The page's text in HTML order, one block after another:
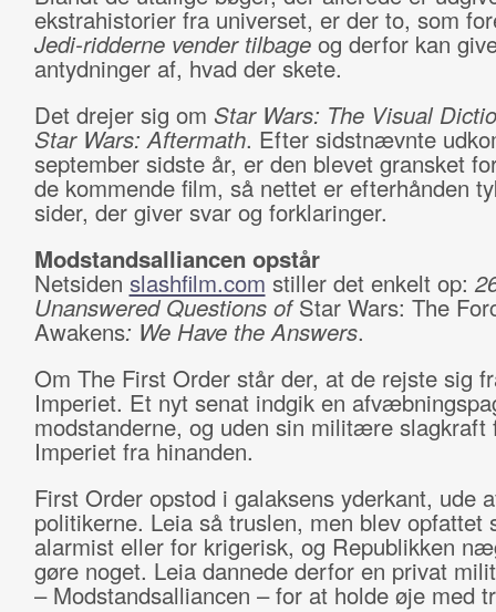
ekstrahistorier fra universet, er der to, som
Jedi-ridderne vender tilbageog derfor kan
antydninger af, hvad der skete.
Det drejer sig om Star Wars: The Visual
Star Wars: Aftermath. Efter sidstnævnte
september sidste år, er den blevet gransket
de kommende film, så nettet er efterhånden
sider, der giver svar og forklaringer.
Modstandsalliancen opstår
Netsiden slashfilm.comstiller det enkelt op:
Unanswered Questions ofStar Wars: The
Awakens: We Have the Answers.
Om The First Order står der, at de rejste sig
Imperiet. Et nyt senat indgik en
modstanderne, og uden sin militære slagkraft
Imperiet fra hinanden.
First Order opstod i galaksens yderkant, ude
politikerne. Leia så truslen, men blev opfattet
alarmist eller for krigerisk, og Republikken
gøre noget. Leia dannede derfor en privat
– Modstandsalliancen – for at holde øje med